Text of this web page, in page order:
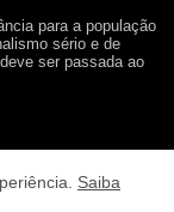
para a população
sério e de
ser passada ao
Saiba